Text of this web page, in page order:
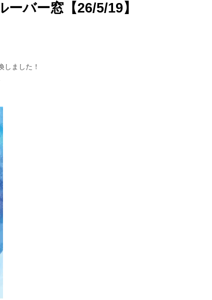
バー窓【26/5/19】